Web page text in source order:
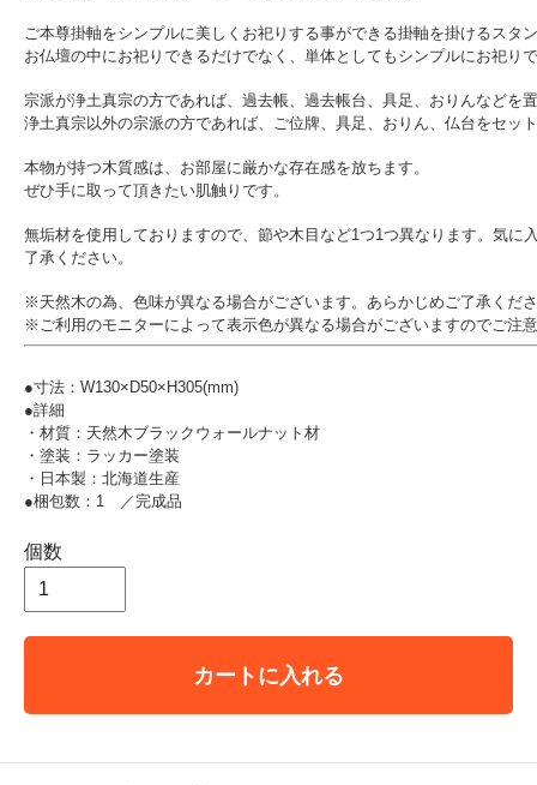
ご本尊掛軸をシンプルに美しくお祀りする事ができる掛軸を掛けるスタ
お仏壇の中にお祀りできるだけでなく、単体としてもシンプルにお祀り
宗派が浄土真宗の方であれば、過去帳、過去帳台、具足、おりんなどを
浄土真宗以外の宗派の方であれば、ご位牌、具足、おりん、仏台をセッ
本物が持つ木質感は、お部屋に厳かな存在感を放ちます。
ぜひ手に取って頂きたい肌触りです。
無垢材を使用しておりますので、節や木目など1つ1つ異なります。気に
了承ください。
※天然木の為、色味が異なる場合がございます。あらかじめご了承くだ
※ご利用のモニターによって表示色が異なる場合がございますのでご注
●寸法：W130×D50×H305(mm)
●詳細
・材質：天然木ブラックウォールナット材
・塗装：ラッカー塗装
・日本製：北海道生産
●梱包数：1 ／完成品
個数
カートに入れる